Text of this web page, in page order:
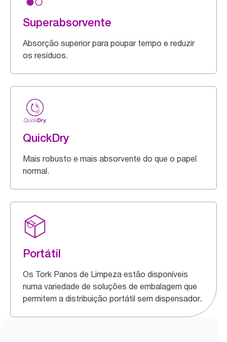
Superabsorvente
Absorção superior para poupar tempo e reduzir
os resíduos.
QuickDry
Mais robusto e mais absorvente do que o papel
normal.
Portátil
Os Tork Panos de Limpeza estão disponíveis
numa variedade de soluções de embalagem que
permitem a distribuição portátil sem dispensador.